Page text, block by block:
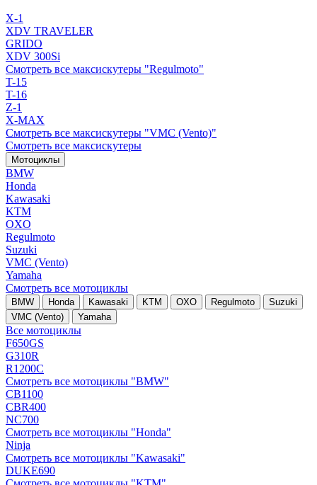
X-1
XDV TRAVELER
GRIDO
XDV 300Si
Смотреть все максискутеры "Regulmoto"
T-15
T-16
Z-1
X-MAX
Смотреть все максискутеры "VMC (Vento)"
Смотреть все максискутеры
Мотоциклы
BMW
Honda
Kawasaki
KTM
OXO
Regulmoto
Suzuki
VMC (Vento)
Yamaha
Смотреть все мотоциклы
BMW Honda Kawasaki KTM OXO Regulmoto
Suzuki
VMC (Vento)
Yamaha
Все мотоциклы
F650GS
G310R
R1200C
Смотреть все мотоциклы "BMW"
CB1100
CBR400
NC700
Смотреть все мотоциклы "Honda"
Ninja
Смотреть все мотоциклы "Kawasaki"
DUKE690